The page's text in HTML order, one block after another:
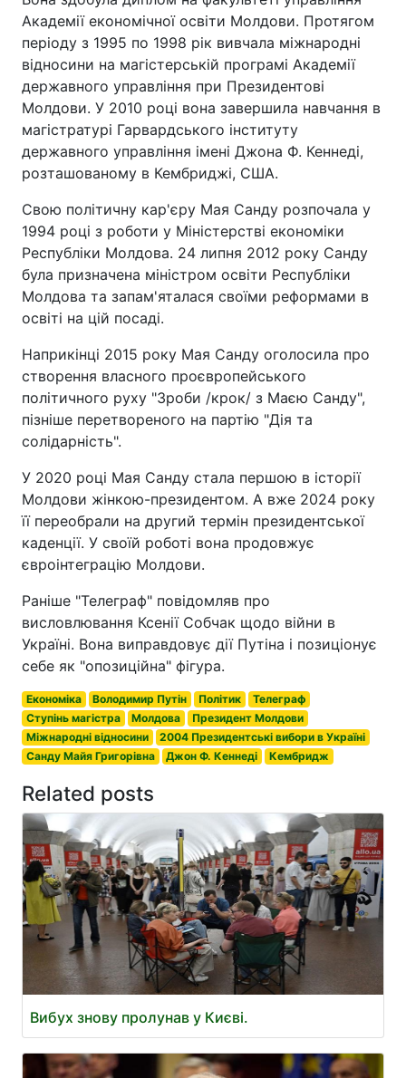
Академії економічної освіти Молдови. Протягом
періоду з 1995 по 1998 рік вивчала міжнародні
відносини на магістерській програмі Академії
державного управління при Президентові
Молдови. У 2010 році вона завершила навчання в
магістратурі Гарвардського інституту
державного управління імені Джона Ф. Кеннеді,
розташованому в Кембриджі, США.
Свою політичну кар'єру Мая Санду розпочала у
1994 році з роботи у Міністерстві економіки
Республіки Молдова. 24 липня 2012 року Санду
була призначена міністром освіти Республіки
Молдова та запам'яталася своїми реформами в
освіті на цій посаді.
Наприкінці 2015 року Мая Санду оголосила про
створення власного проєвропейського
політичного руху "Зроби /крок/ з Маєю Санду",
пізніше перетвореного на партію "Дія та
солідарність".
У 2020 році Мая Санду стала першою в історії
Молдови жінкою-президентом. А вже 2024 року
її переобрали на другий термін президентської
каденції. У своїй роботі вона продовжує
євроінтеграцію Молдови.
Раніше "Телеграф" повідомляв про
висловлювання Ксенії Собчак щодо війни в
Україні. Вона виправдовує дії Путіна і позиціонує
себе як "опозиційна" фігура.
Економіка Володимир Путін Політик
Телеграф
Ступінь магістра
Молдова
Президент Молдови
Міжнародні відносини
2004 Президентські вибори в Україні
Санду Майя Григорівна
Джон Ф. Кеннеді Кембридж
Related posts
Вибух знову пролунав у Києві.